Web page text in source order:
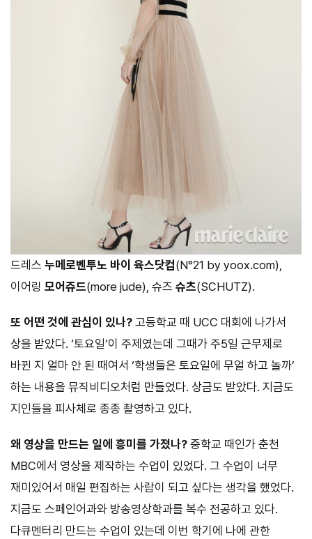
드레스 누메로벤투노 바이 육스닷컴(N°21 by yoox.com),
이어링 모어쥬드(more jude), 슈즈 슈츠(SCHUTZ).
또 어떤 것에 관심이 있나? 고등학교 때 UCC 대회에 나가서
상을 받았다. ‘토요일’이 주제였는데 그때가 주5일 근무제로
바뀐 지 얼마 안 된 때여서 ‘학생들은 토요일에 무얼 하고 놀까’
하는 내용을 뮤직비디오처럼 만들었다. 상금도 받았다. 지금도
지인들을 피사체로 종종 촬영하고 있다.
왜 영상을 만드는 일에 흥미를 가졌나? 중학교 때인가 춘천
MBC에서 영상을 제작하는 수업이 있었다. 그 수업이 너무
재미있어서 매일 편집하는 사람이 되고 싶다는 생각을 했었다.
지금도 스페인어과와 방송영상학과를 복수 전공하고 있다.
다큐멘터리 만드는 수업이 있는데 이번 학기에 나에 관한